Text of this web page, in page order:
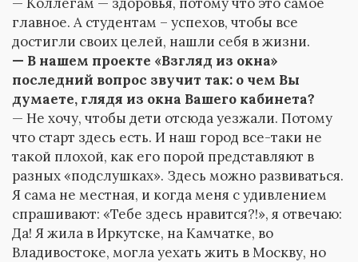
главное. А студентам – успехов, чтобы все
достигли своих целей, нашли себя в жизни.
— В нашем проекте «Взгляд из окна»
последний вопрос звучит так: о чем Вы
думаете, глядя из окна Вашего кабинета?
— Не хочу, чтобы дети отсюда уезжали. Потому
что старт здесь есть. И наш город все-таки не
такой плохой, как его порой представляют в
разных «подслушках». Здесь можно развиваться.
Я сама не местная, и когда меня с удивлением
спрашивают: «Тебе здесь нравится?!», я отвечаю:
Да! Я жила в Иркутске, на Камчатке, во
Владивостоке, могла уехать жить в Москву, но